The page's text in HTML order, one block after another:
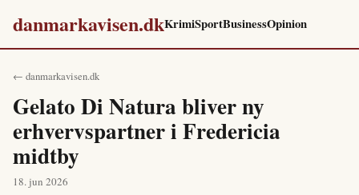
danmarkavisen.dkKrimiSportBusinessOpinion
← danmarkavisen.dk
Gelato Di Natura bliver ny
erhvervspartner i Fredericia
midtby
18. jun 2026